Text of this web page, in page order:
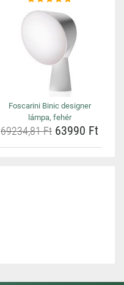
Foscarini Binic designer
lámpa, fehér
69234,81 Ft 63990 Ft